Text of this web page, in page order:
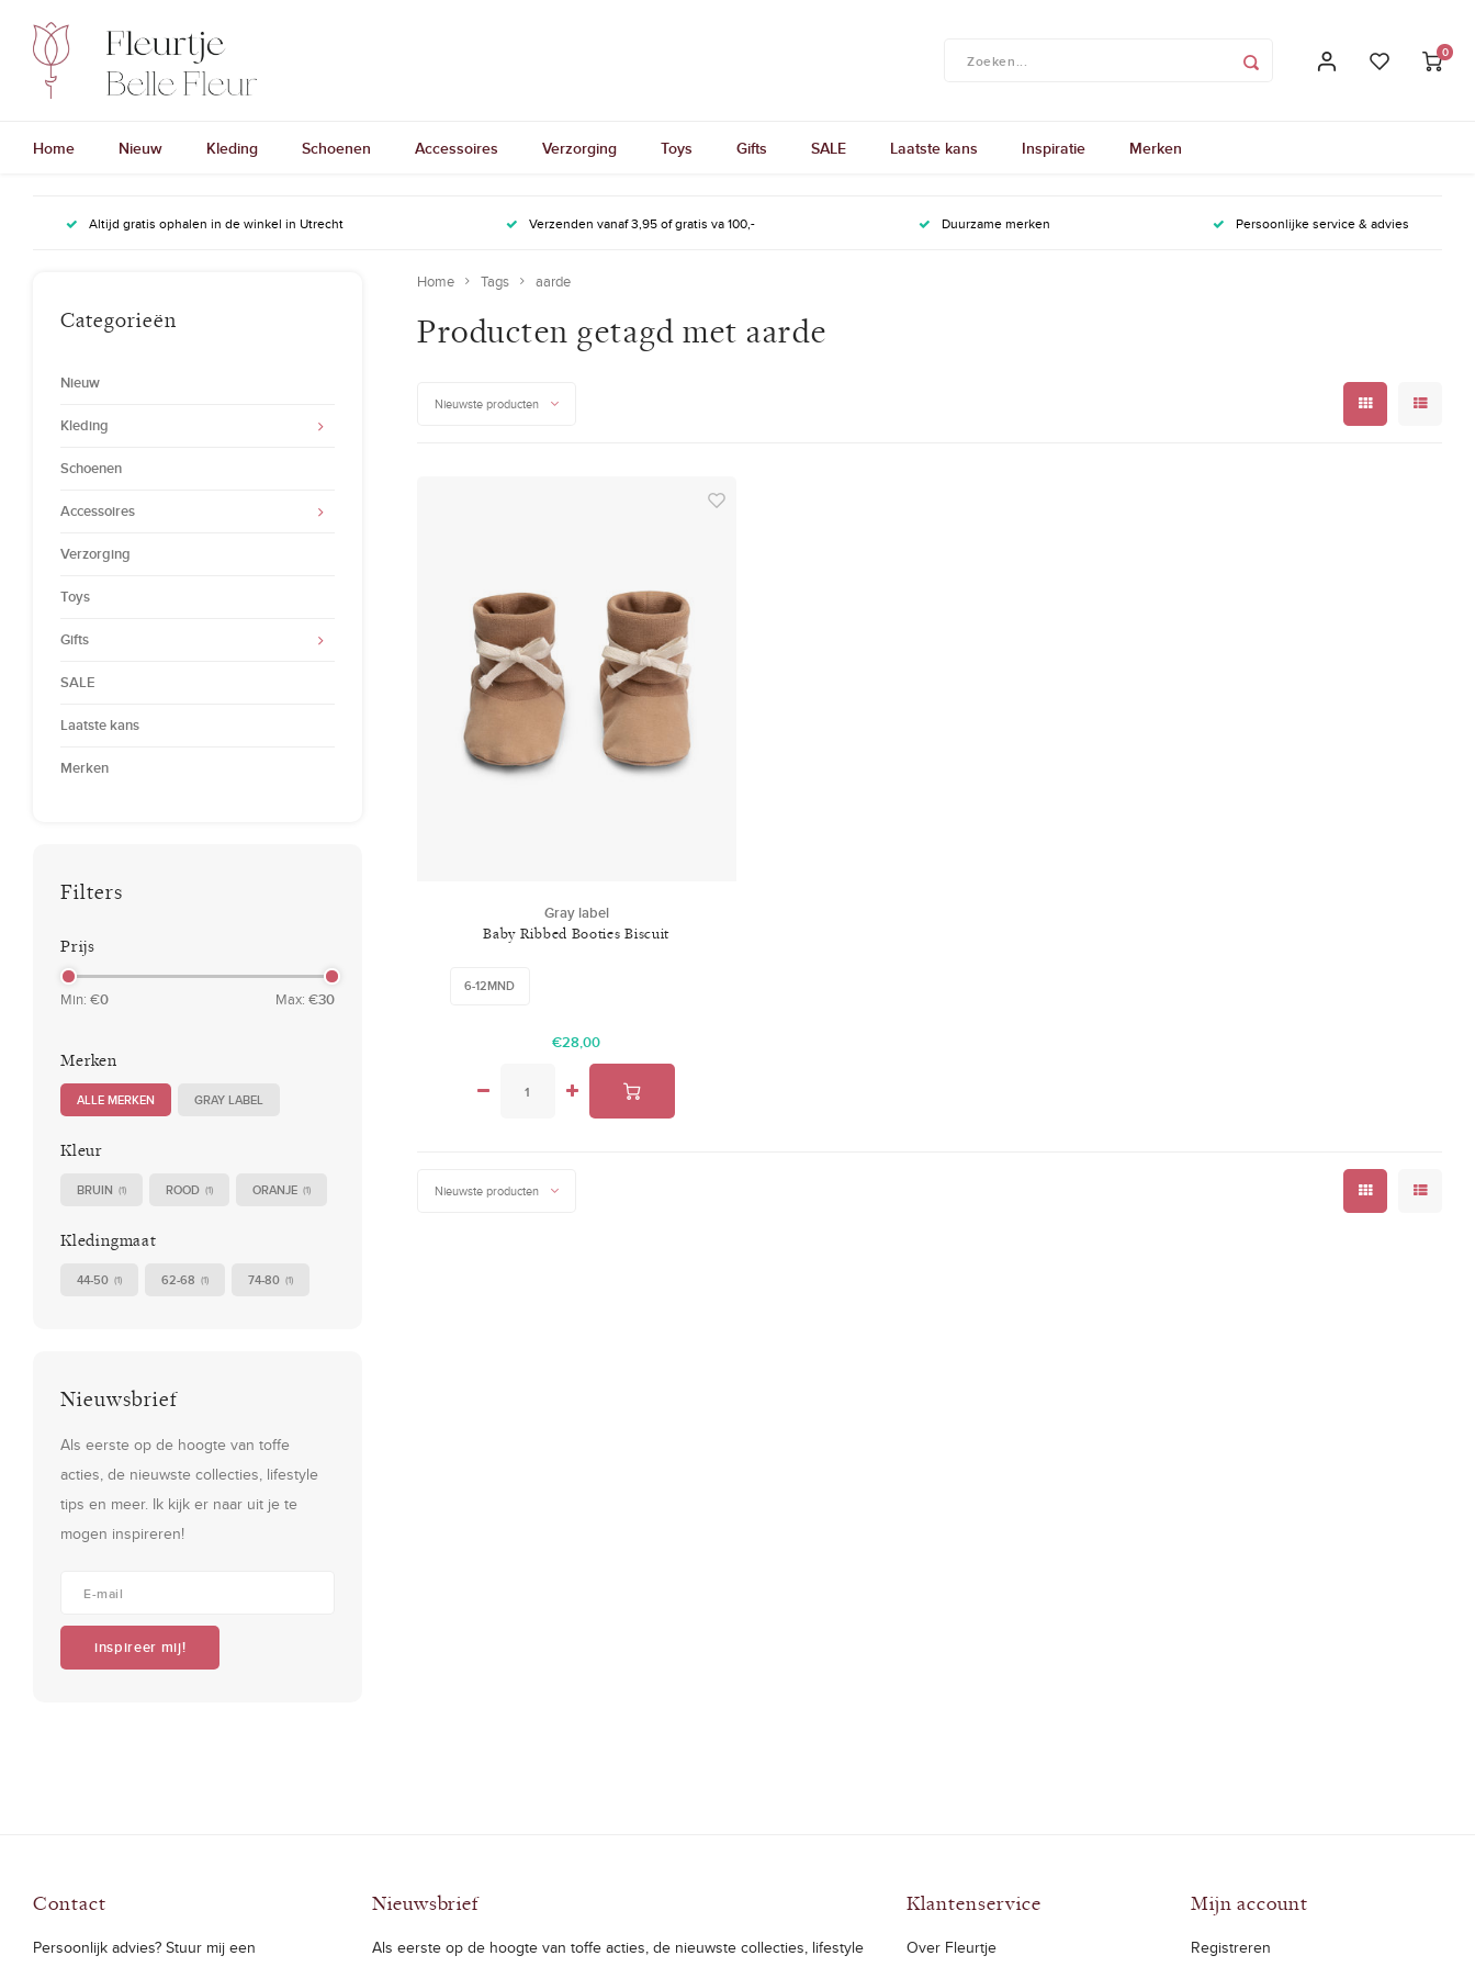
0
Home Nieuw Kleding Schoenen Accessoires Verzorging Toys Gifts SALE Laatste kans Inspiratie Merken
Altijd gratis ophalen in de winkel in Utrecht Verzenden vanaf 3,95 of gratis va 100,- Duurzame merken Persoonlijke service & advies
Categorieën
Nieuw
Kleding
Schoenen
Accessoires
Verzorging
Toys
Gifts
SALE
Laatste kans
Merken
Filters
Prijs
Min: €0 Max: €30
Merken
ALLE MERKEN GRAY LABEL
Kleur
BRUIN (1) ROOD (1) ORANJE (1)
Kledingmaat
44-50 (1) 62-68 (1) 74-80 (1)
Nieuwsbrief
Als eerste op de hoogte van toffe
acties, de nieuwste collecties, lifestyle
tips en meer. Ik kijk er naar uit je te
mogen inspireren!
inspireer mij!
Home Tags aarde
Producten getagd met aarde
Nieuwste producten
Gray label
Baby Ribbed Booties Biscuit
6-12MND
€28,00
Nieuwste producten
Contact
Persoonlijk advies? Stuur mij een
Nieuwsbrief
Als eerste op de hoogte van toffe acties, de nieuwste collecties, lifestyle
Klantenservice
Over Fleurtje
Mijn account
Registreren